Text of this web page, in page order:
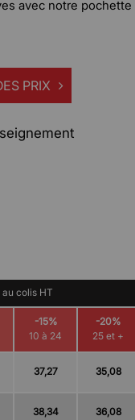
avec notre
PRIX
au colis HT
-15%
10 à 24
-20%
25 et +
37,27 35,08
38,34 36,08